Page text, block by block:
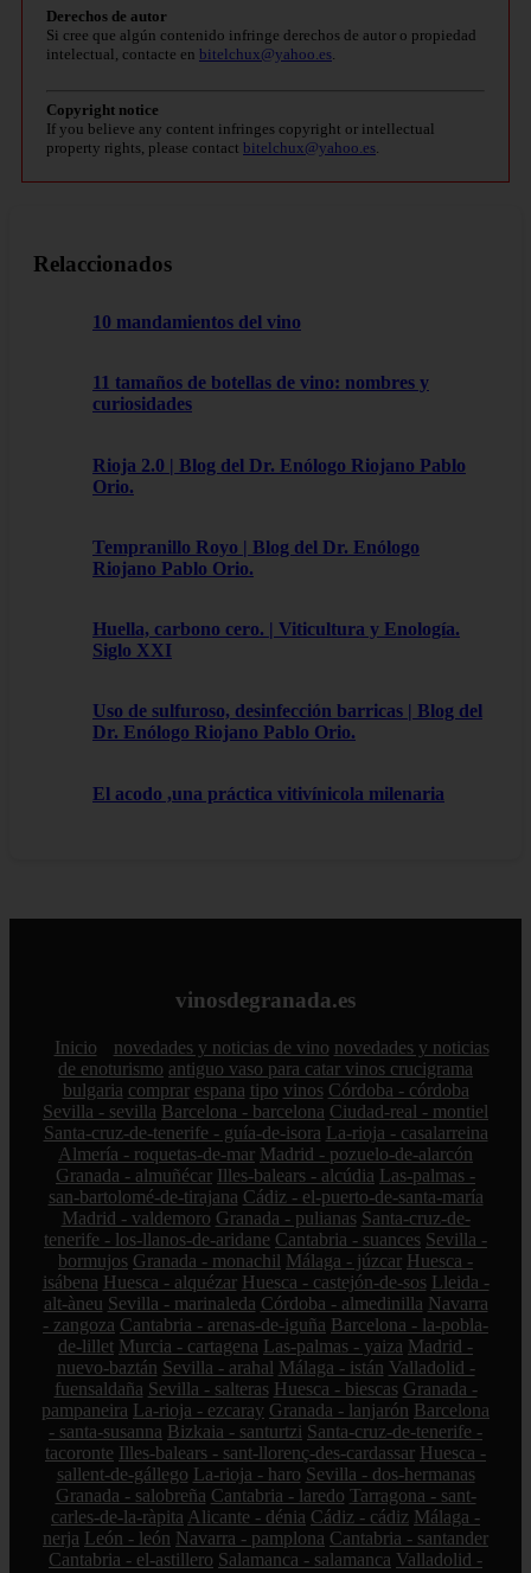
Derechos de autor
Si cree que algún contenido infringe derechos de autor o propiedad
intelectual, contacte en bitelchux@yahoo.es
Copyright notice
If you believe any content infringes copyright or intellectual
property rights, please contact bitelchux@yahoo.es
Relaccionados
10 mandamientos del vino
11 tamaños de botellas de vino: nombres y
curiosidades
Rioja 2.0 | Blog del Dr. Enólogo Riojano Pablo
Orio.
Tempranillo Royo | Blog del Dr. Enólogo
Riojano Pablo Orio.
Huella, carbono cero. | Viticultura y Enología.
Siglo XXI
Uso de sulfuroso, desinfección barricas | Blog del
Dr. Enólogo Riojano Pablo Orio.
El acodo ,una práctica vitivínicola milenaria
vinosdegranada.es
Inicio novedades y noticias de vino novedades y noticias
de enoturismo antiguo vaso para catar vinos crucigrama
bulgaria comprar espana tipo vinos Córdoba - córdoba
Sevilla - sevilla Barcelona - barcelona Ciudad-real - montiel
Santa-cruz-de-tenerife - guía-de-isora La-rioja - casalarreina
Almería - roquetas-de-mar Madrid - pozuelo-de-alarcón
Granada - almuñécar Illes-balears - alcúdia Las-palmas -
san-bartolomé-de-tirajana Cádiz - el-puerto-de-santa-maría
Madrid - valdemoro Granada - pulianas Santa-cruz-de-
tenerife - los-llanos-de-aridane Cantabria - suances Sevilla -
bormujos Granada - monachil Málaga - júzcar Huesca -
isábena Huesca - alquézar Huesca - castejón-de-sos Lleida -
alt-àneu Sevilla - marinaleda Córdoba - almedinilla Navarra
- zangoza Cantabria - arenas-de-iguña Barcelona - la-pobla-
de-lillet Murcia - cartagena Las-palmas - yaiza Madrid -
nuevo-baztán Sevilla - arahal Málaga - istán Valladolid -
fuensaldaña Sevilla - salteras Huesca - biescas Granada -
pampaneira La-rioja - ezcaray Granada - lanjarón Barcelona
- santa-susanna Bizkaia - santurtzi Santa-cruz-de-tenerife -
tacoronte Illes-balears - sant-llorenç-des-cardassar Huesca -
sallent-de-gállego La-rioja - haro Sevilla - dos-hermanas
Granada - salobreña Cantabria - laredo Tarragona - sant-
carles-de-la-ràpita Alicante - dénia Cádiz - cádiz Málaga -
nerja León - león Navarra - pamplona Cantabria - santander
Cantabria - el-astillero Salamanca - salamanca Valladolid -